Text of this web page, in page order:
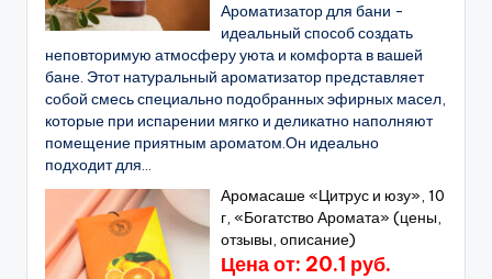
Ароматизатор для бани -
идеальный способ создать
неповторимую атмосферу уюта и комфорта в вашей
бане. Этот натуральный ароматизатор представляет
собой смесь специально подобранных эфирных масел,
которые при испарении мягко и деликатно наполняют
помещение приятным ароматом.Он идеально
подходит для...
Аромасаше «Цитрус и юзу», 10
г, «Богатство Аромата» (цены,
отзывы, описание)
Цена от: 20.1 руб.